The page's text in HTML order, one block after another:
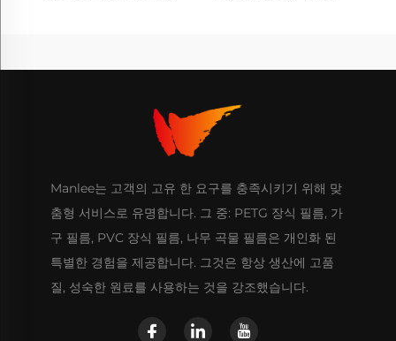
Manlee는 고객의 고유 한 요구를 충족시키기 위해 맞
춤형 서비스로 유명합니다. 그 중: PETG 장식 필름, 가
구 필름, PVC 장식 필름, 나무 곡물 필름은 개인화 된
특별한 경험을 제공합니다. 그것은 항상 생산에 고품
질, 성숙한 원료를 사용하는 것을 강조했습니다.